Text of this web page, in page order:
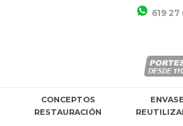
619 27
CONCEPTOS
RESTAURACIÓN